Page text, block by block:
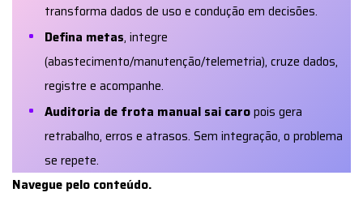
transforma dados de uso e condução em decisões.
Defina metas, integre
(abastecimento/manutenção/telemetria), cruze dados,
registre e acompanhe.
Auditoria de frota manual sai caropois gera
retrabalho, erros e atrasos. Sem integração, o problema
se repete.
Navegue pelo conteúdo.